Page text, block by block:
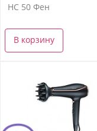
HC 50 Фен
В корзину